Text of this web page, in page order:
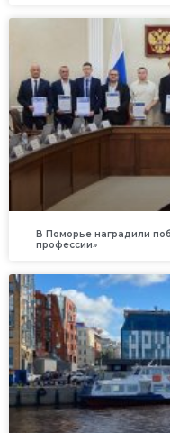
В Поморье наградили
профессии»